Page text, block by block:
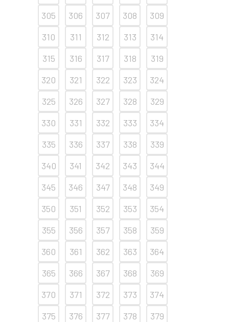
305
306 307 308
309
310
311 312 313
314
315
316 317 318
319
320
321 322 323
324
325
326 327 328
329
330
331 332 333
334
335
336 337 338
339
340
341 342 343
344
345
346 347 348
349
350
351 352 353
354
355
356 357 358
359
360
361 362 363
364
365
366 367 368
369
370
371 372 373
374
375
376 377 378 379